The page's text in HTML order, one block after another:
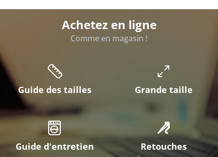
Achetez en ligne
Comme en magasin !
Guide des tailles Grande taille
Guide d'entretien Retouches